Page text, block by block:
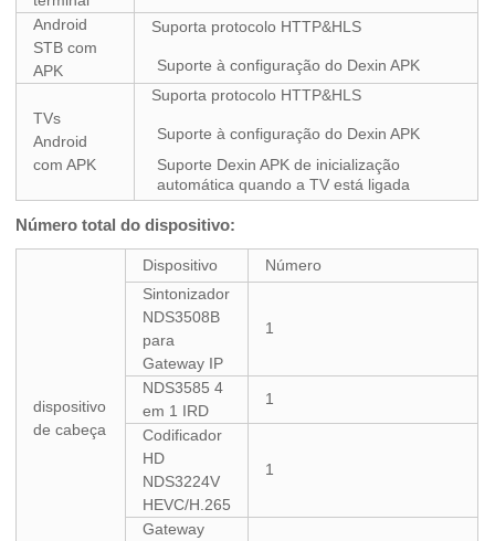
Android
STB com
APK
Suporta protocolo HTTP&HLS
Suporte à configuração do Dexin APK
TVs
Android
com APK
Suporta protocolo HTTP&HLS
Suporte à configuração do Dexin APK
Suporte Dexin APK de inicialização
automática quando a TV está ligada
Número total do dispositivo:
dispositivo
de cabeça
Dispositivo
Número
Sintonizador
NDS3508B
para
Gateway IP
1
NDS3585 4
em 1 IRD
1
Codificador
HD
NDS3224V
HEVC/H.265
1
Gateway